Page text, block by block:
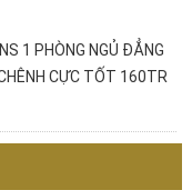
1 PHÒNG NGỦ ĐẲNG
CỰC TỐT 160TR